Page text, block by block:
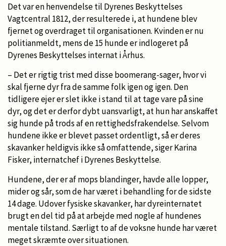
Det var en henvendelse til Dyrenes Beskyttelses
Vagtcentral 1812, der resulterede i, at hundene blev
fjernet og overdraget til organisationen. Kvinden er nu
politianmeldt, mens de 15 hunde er indlogeret på
Dyrenes Beskyttelses internat i Århus.
– Det er rigtig trist med disse boomerang-sager, hvor vi
skal fjerne dyr fra de samme folk igen og igen. Den
tidligere ejer er slet ikke i stand til at tage vare på sine
dyr, og det er derfor dybt uansvarligt, at hun har anskaffet
sig hunde på trods af en rettighedsfrakendelse. Selvom
hundene ikke er blevet passet ordentligt, så er deres
skavanker heldigvis ikke så omfattende, siger Karina
Fisker, internatchef i Dyrenes Beskyttelse.
Hundene, der er af mops blandinger, havde alle lopper,
mider og sår, som de har været i behandling for de sidste
14 dage. Udover fysiske skavanker, har dyreinternatet
brugt en del tid på at arbejde med nogle af hundenes
mentale tilstand. Særligt to af de voksne hunde har været
meget skræmte over situationen.